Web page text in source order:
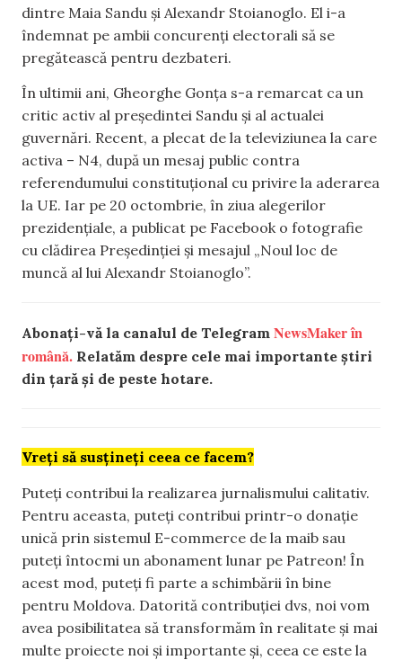
dintre Maia Sandu și Alexandr Stoianoglo. El i-a
îndemnat pe ambii concurenți electorali să se
pregătească pentru dezbateri.
În ultimii ani, Gheorghe Gonța s-a remarcat ca un
critic activ al președintei Sandu și al actualei
guvernări. Recent, a plecat de la televiziunea la care
activa – N4, după un mesaj public contra
referendumului constituțional cu privire la aderarea
la UE. Iar pe 20 octombrie, în ziua alegerilor
prezidențiale, a publicat pe Facebook o fotografie
cu clădirea Președinției și mesajul „Noul loc de
muncă al lui Alexandr Stoianoglo”.
Abonați-vă la canalul de Telegram NewsMaker în
română. Relatăm despre cele mai importante știri
din țară și de peste hotare.
Vreți să susțineți ceea ce facem?
Puteți contribui la realizarea jurnalismului calitativ.
Pentru aceasta, puteți contribui printr-o donație
unică prin sistemul E-commerce de la maib sau
puteți întocmi un abonament lunar pe Patreon! În
acest mod, puteți fi parte a schimbării în bine
pentru Moldova. Datorită contribuției dvs, noi vom
avea posibilitatea să transformăm în realitate și mai
multe proiecte noi și importante și, ceea ce este la